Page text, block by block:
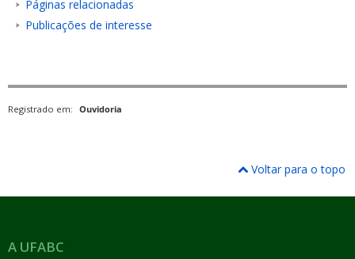
Páginas relacionadas
Publicações de interesse
Registrado em: Ouvidoria
Voltar para o topo
A UFABC